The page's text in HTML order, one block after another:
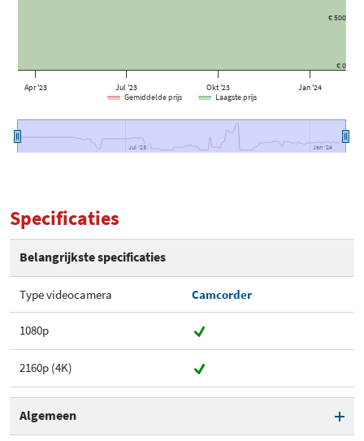
Apr '23 Jul '23 Okt '23 Jan '24
Jul '23
Jul '23 Jan '24
Jan '24
€ 0
€ 500
Gemiddelde prijs Laagste prijs
Specificaties
Belangrijkste specificaties
Type videocamera Camcorder
1080p
2160p (4K)
Algemeen